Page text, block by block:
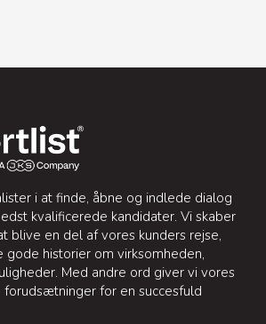
i at finde, åbne og indlede dialog
kvalificerede kandidater. Vi skaber
blive en del af vores kunders rejse,
historier om virksomheden,
Med andre ord giver vi vores
for en succesfuld